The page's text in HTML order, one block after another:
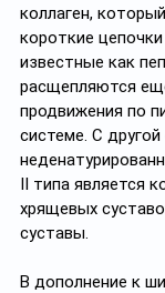
коллаген,
короткие
известные как
расщепляются
продвижения по
системе. С
II типа является
хрящевых
суставы.
В дополнение к